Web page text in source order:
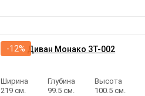
Диван Монако 3Т-002
Ширина
219 см.
Глубина
99.5 см.
Высота
100.5 см.
-12%